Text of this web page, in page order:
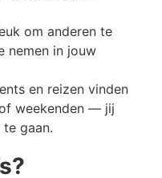
om anderen te
nemen in jouw
en reizen vinden
weekenden — jij
gaan.